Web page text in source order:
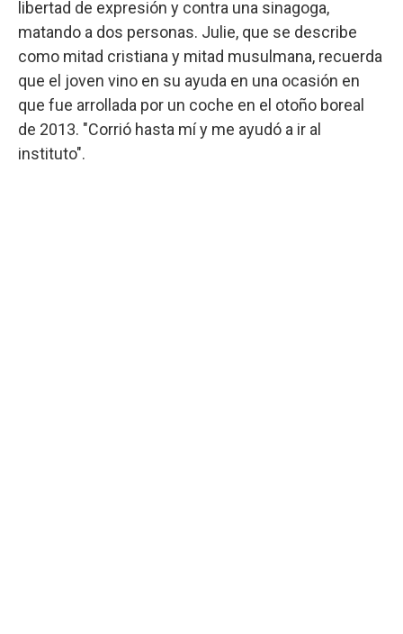
libertad de expresión y contra una sinagoga,
matando a dos personas. Julie, que se describe
como mitad cristiana y mitad musulmana, recuerda
que el joven vino en su ayuda en una ocasión en
que fue arrollada por un coche en el otoño boreal
de 2013. "Corrió hasta mí y me ayudó a ir al
instituto".